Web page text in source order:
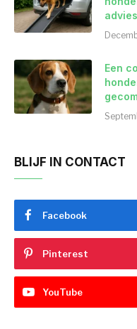
advies
Een
BLIJF IN CONTACT
Facebook
Pinterest
YouTube